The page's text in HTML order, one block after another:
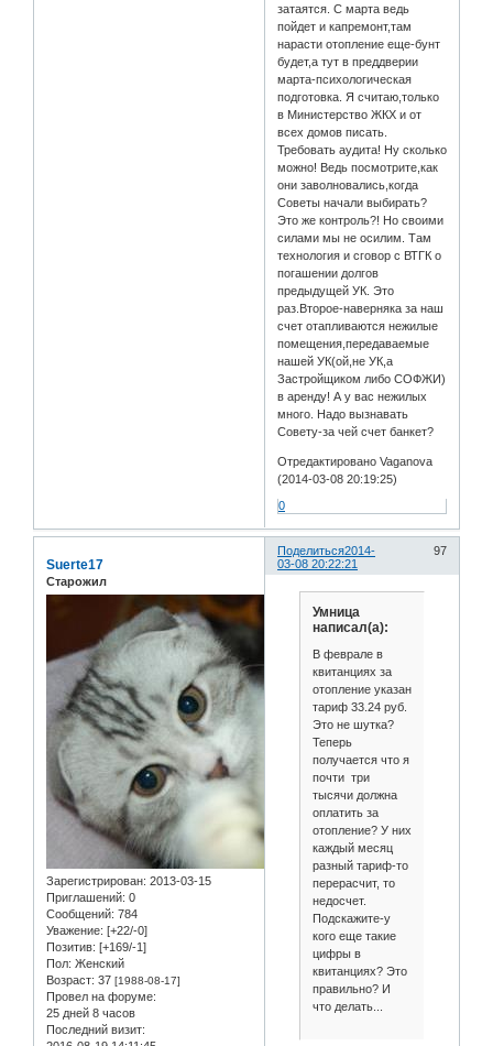
затаятся. С марта ведь
пойдет и капремонт,там
нарасти отопление еще-бунт
будет,а тут в преддверии
марта-психологическая
подготовка. Я считаю,только
в Министерство ЖКХ и от
всех домов писать.
Требовать аудита! Ну сколько
можно! Ведь посмотрите,как
они заволновались,когда
Советы начали выбирать?
Это же контроль?! Но своими
силами мы не осилим. Там
технология и сговор с ВТГК о
погашении долгов
предыдущей УК. Это
раз.Второе-наверняка за наш
счет отапливаются нежилые
помещения,передаваемые
нашей УК(ой,не УК,а
Застройщиком либо СОФЖИ)
в аренду! А у вас нежилых
много. Надо вызнавать
Совету-за чей счет банкет?
Отредактировано Vaganova
(2014-03-08 20:19:25)
0
Поделиться 97
2014-
03-08 20:22:21
Suerte17
Старожил
Зарегистрирован: 2013-03-15
Приглашений: 0
Сообщений: 784
Уважение: [+22/-0]
Позитив: [+169/-1]
Пол: Женский
Возраст: 37 [1988-08-17]
Провел на форуме:
25 дней 8 часов
Последний визит:
Умница
написал(а):
В феврале в
квитанциях за
отопление указан
тариф 33.24 руб.
Это не шутка?
Теперь
получается что я
почти три
тысячи должна
оплатить за
отопление? У них
каждый месяц
разный тариф-то
перерасчит, то
недосчет.
Подскажите-у
кого еще такие
цифры в
квитанциях? Это
правильно? И
что делать...